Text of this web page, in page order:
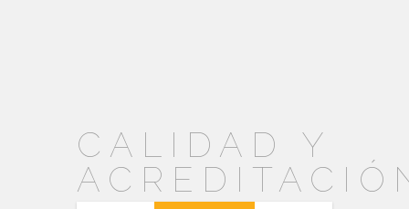
CALIDAD Y